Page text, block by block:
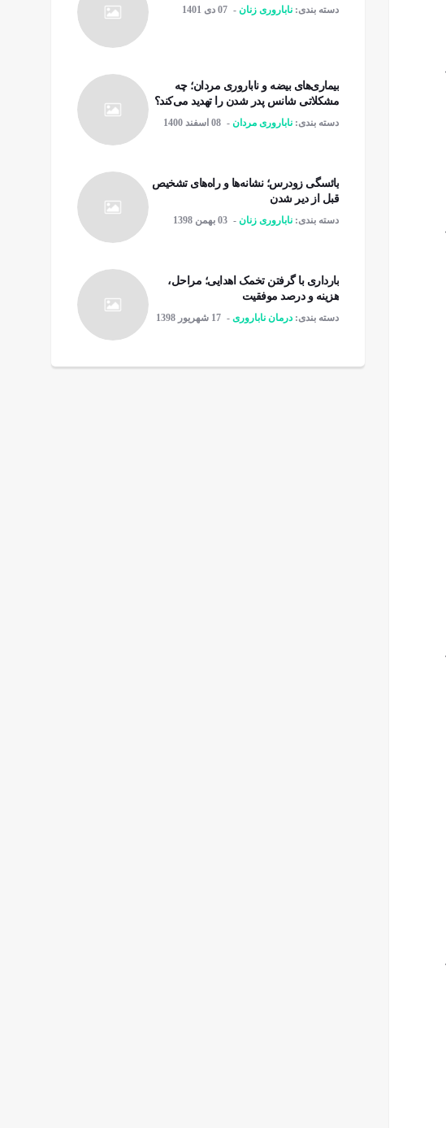
دسته بندی: ناباروری زنان 07 دی 1401
بیماری‌های بیضه و ناباروری مردان؛ چه
مشکلاتی شانس پدر شدن را تهدید می‌کند؟
دسته بندی: ناباروری مردان 08 اسفند 1400
یائسگی زودرس؛ نشانه‌ها و راه‌های تشخیص
قبل از دیر شدن
دسته بندی: ناباروری زنان 03 بهمن 1398
بارداری با گرفتن تخمک اهدایی؛ مراحل،
هزینه و درصد موفقیت
دسته بندی: درمان ناباروری 17 شهریور 1398